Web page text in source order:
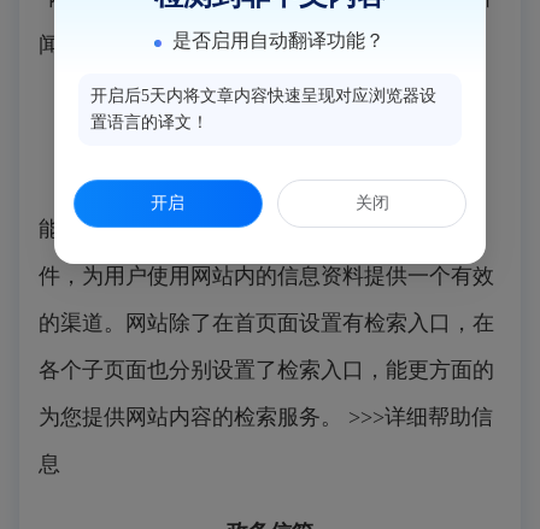
闻媒体等网站的链接服务。
“福建闽侯”政府门户网站配备全文检索系统，
能够通过任意词在网站内里搜寻相关信息和附
件，为用户使用网站内的信息资料提供一个有效
的渠道。网站除了在首页面设置有检索入口，在
各个子页面也分别设置了检索入口，能更方面的
为您提供网站内容的检索服务。 >>>详细帮助信
息
是否启用自动翻译功能？
开启后5天内将文章内容快速呈现对应浏览器设
置语言的译文！
开启 关闭